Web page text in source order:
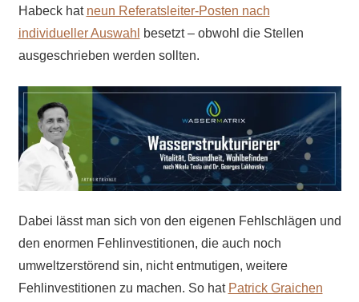
Habeck hat neun Referatsleiter-Posten nach
individueller Auswahl
besetzt – obwohl die Stellen
ausgeschrieben werden sollten.
Dabei lässt man sich von den eigenen Fehlschlägen und
den enormen Fehlinvestitionen, die auch noch
umweltzerstörend sin, nicht entmutigen, weitere
Fehlinvestitionen zu machen. So hat Patrick Graichen